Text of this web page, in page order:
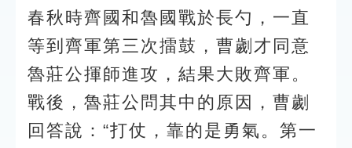
春秋時齊國和魯國戰於長勺，一直
等到齊軍第三次擂鼓，曹劌才同意
魯莊公揮師進攻，結果大敗齊軍。
戰後，魯莊公問其中的原因，曹劌
回答說：“打仗，靠的是勇氣。第一